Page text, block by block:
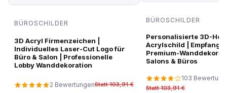
BÜROSCHILDER
3D Acryl Firmenzeichen |
Individuelles Laser-Cut Logo für
Büro & Salon | Professionelle
Lobby Wanddekoration
2 BewertungenStatt 103,91 €
BÜROSCHILDER
Personalisierte 3D-
Acrylschild |
Premium-
Salons & Büros
103
Statt 103,91 €